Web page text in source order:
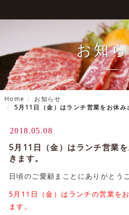
お知
Home
お知らせ
5月11日（金）はランチ営業をお休み
2018.05.08
5月11日（金）はランチ営業
きます。
日頃のご愛顧まことにありがとう
5月11日（金）は ランチの営業を
ます。